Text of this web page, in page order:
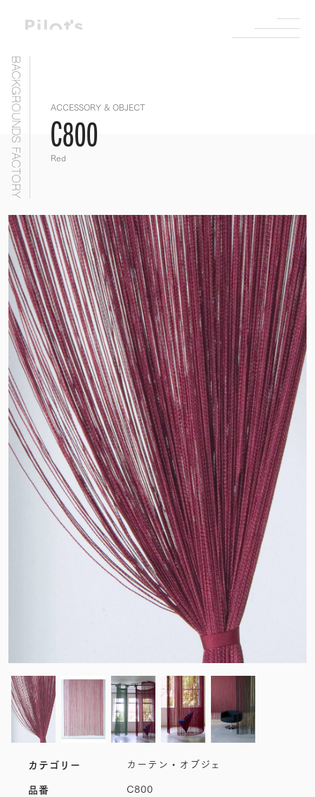
BACKGROUNDS FACTORY ACCESSORY & OBJECT
C800
Red
カテゴリー カーテン・オブジェ
品番 C800